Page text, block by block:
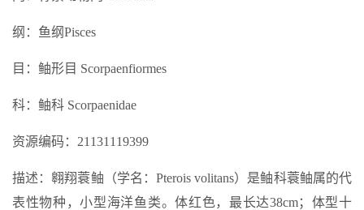
纲：鱼纲Pisces
目：鲉形目 Scorpaenfiormes
科：鲉科 Scorpaenidae
资源编码：21131119399
描述：翱翔蓑鲉（学名：Pterois volitans）是鲉科蓑鲉属的代
表性物种，小型海洋鱼类。体红色，最长达38cm；体型十